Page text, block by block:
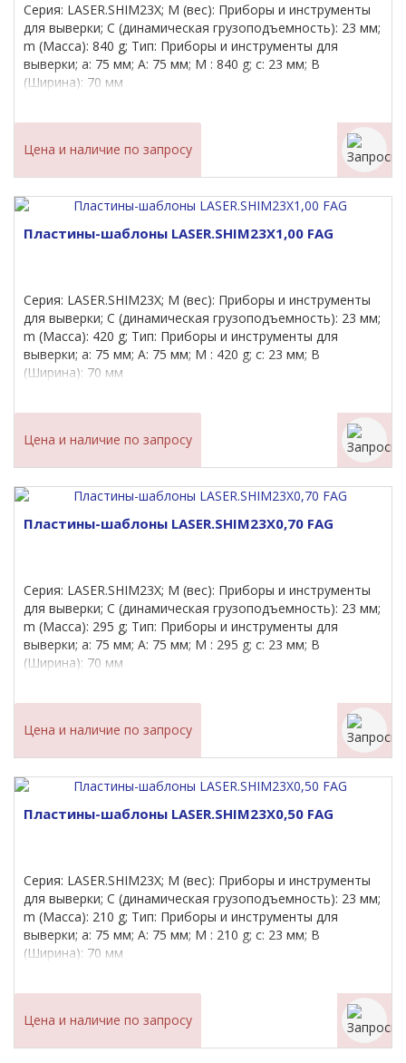
Серия: LASER.SHIM23X; M (вес): Приборы и инструменты
для выверки; C (динамическая грузоподъемность): 23 мм;
m (Масса): 840 g; Тип: Приборы и инструменты для
выверки; a: 75 мм; A: 75 мм; M : 840 g; c: 23 мм; B
(Ширина): 70 мм
Цена и наличие по запросу
Пластины-шаблоны LASER.SHIM23X1,00 FAG
Серия: LASER.SHIM23X; M (вес): Приборы и инструменты
для выверки; C (динамическая грузоподъемность): 23 мм;
m (Масса): 420 g; Тип: Приборы и инструменты для
выверки; a: 75 мм; A: 75 мм; M : 420 g; c: 23 мм; B
(Ширина): 70 мм
Цена и наличие по запросу
Пластины-шаблоны LASER.SHIM23X0,70 FAG
Серия: LASER.SHIM23X; M (вес): Приборы и инструменты
для выверки; C (динамическая грузоподъемность): 23 мм;
m (Масса): 295 g; Тип: Приборы и инструменты для
выверки; a: 75 мм; A: 75 мм; M : 295 g; c: 23 мм; B
(Ширина): 70 мм
Цена и наличие по запросу
Пластины-шаблоны LASER.SHIM23X0,50 FAG
Серия: LASER.SHIM23X; M (вес): Приборы и инструменты
для выверки; C (динамическая грузоподъемность): 23 мм;
m (Масса): 210 g; Тип: Приборы и инструменты для
выверки; a: 75 мм; A: 75 мм; M : 210 g; c: 23 мм; B
(Ширина): 70 мм
Цена и наличие по запросу